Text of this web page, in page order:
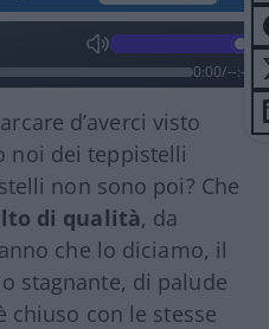
0:00/--:--
d’averci visto
noi dei teppistelli
non sono poi? Che
di qualità, da
che lo diciamo, il
stagnante, di palude
chiuso con le stesse